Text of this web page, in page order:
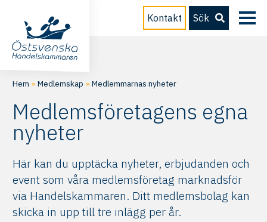
Kontakt Sök
Hem »Medlemskap »Medlemmarnas nyheter
Medlemsföretagens egna
nyheter
Här kan du upptäcka nyheter, erbjudanden och
event som våra medlemsföretag marknadsför
via Handelskammaren. Ditt medlemsbolag kan
skicka in upp till tre inlägg per år.